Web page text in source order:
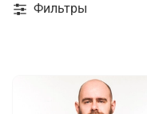
Фильтры